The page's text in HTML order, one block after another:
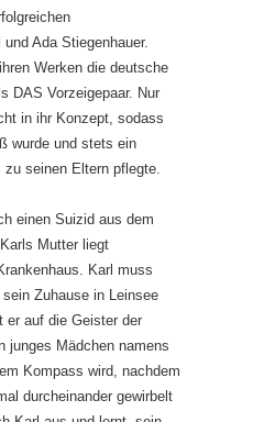
Ada Stiegenhauer.
Werken die deutsche
DAS Vorzeigepaar. Nur
in ihr Konzept, sodass
wurde und stets ein
seinen Eltern pflegte.
einen Suizid aus dem
Mutter liegt
Karl muss
Zuhause in Leinsee
er auf die Geister der
junges Mädchen namens
Kompass wird, nachdem
durcheinander gewirbelt